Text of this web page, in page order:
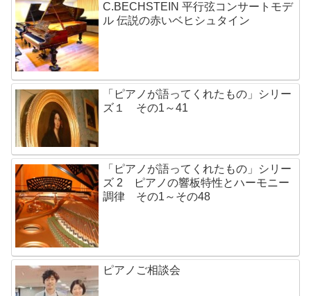
C.BECHSTEIN 平行弦コンサートモデ
ル 伝説の赤いベヒシュタイン
「ピアノが語ってくれたもの」シリー
ズ１ その1～41
「ピアノが語ってくれたもの」シリー
ズ 2 ピアノの響板特性とハーモニー
調律 その1～その48
ピアノご相談会